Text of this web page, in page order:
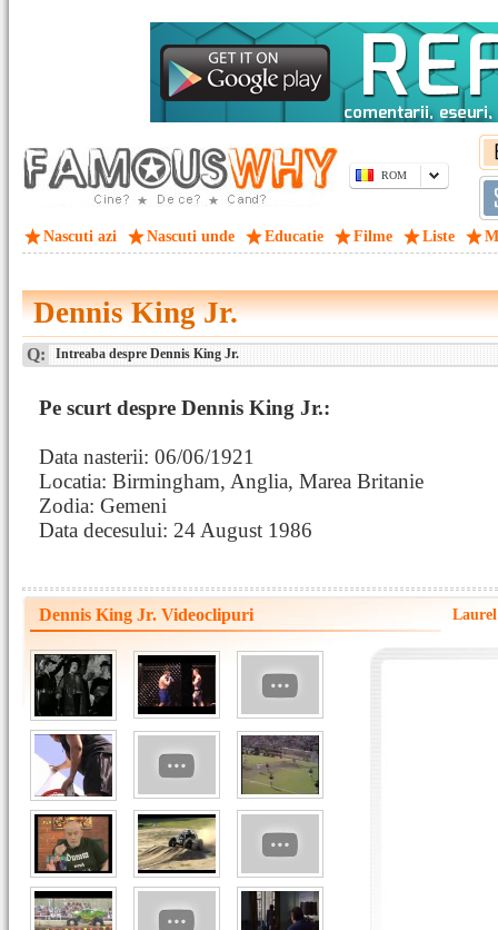
ROM
Nascuti azi Nascuti unde Educatie Filme Liste
Dennis King Jr.
Q: Intreaba despre Dennis King Jr.
Pe scurt despre Dennis King Jr.:
Data nasterii: 06/06/1921
Locatia: Birmingham, Anglia, Marea Britanie
Zodia: Gemeni
Data decesului: 24 August 1986
Dennis King Jr. Videoclipuri